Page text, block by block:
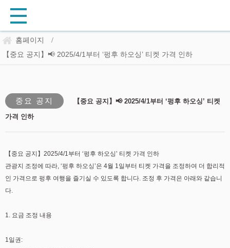
홈페이지 /
【중요 공지】📢 2025/4/1부터 ‘펑후 하오싱’ 티켓 가격 인하
중요 공지
【중요 공지】📢 2025/4/1부터 ‘펑후 하오싱’ 티켓
가격 인하
【중요 공지】2025/4/1부터 ‘펑후 하오싱’ 티켓 가격 인하
관광지 조정에 따라, ‘펑후 하오싱’은 4월 1일부터 티켓 가격을 조정하여 더 합리적
인 가격으로 펑후 여행을 즐기실 수 있도록 합니다. 조정 후 가격은 아래와 같습니
다.
1. 요금 조정 내용
1일권: